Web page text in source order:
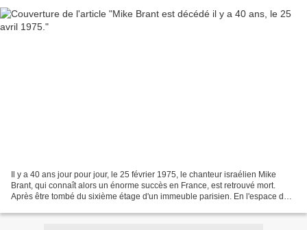
Il y a 40 ans jour pour jour, le 25 février 1975, le chanteur israélien Mike
Brant, qui connaît alors un énorme succès en France, est retrouvé mort.
Après être tombé du sixième étage d'un immeuble parisien. En l'espace de